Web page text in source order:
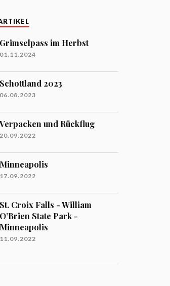
Grimselpass im Herbst
01.11.2024
Schottland 2023
06.08.2023
Verpacken und Rückflug
20.09.2022
Minneapolis
17.09.2022
St. Croix Falls - William
O’Brien State Park -
Minneapolis
11.09.2022